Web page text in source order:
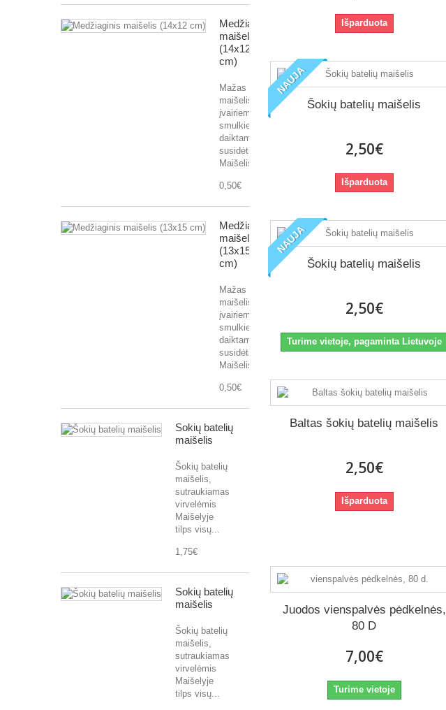
Medžiaginis
maišelis
(14x12
cm)
Mažas
maišelis
įvairiems
smulkiems
daiktams
susidėti
Maišelis...
0,50€
Medžiaginis
maišelis
(13x15
cm)
Mažas
maišelis
įvairiems
smulkiems
daiktams
susidėti
Maišelis...
0,50€
Šokių batelių
maišelis
Šokių batelių
maišelis,
sutraukiamas
virvelėmis
Maišelyje
tilps visų...
1,75€
Šokių batelių
maišelis
Šokių batelių
maišelis,
sutraukiamas
virvelėmis
Maišelyje
tilps visų...
Išparduota
NAUJA
Šokių batelių maišelis
2,50€
Išparduota
NAUJA
Šokių batelių maišelis
2,50€
Turime vietoje, pagaminta Lietuvoje
Baltas šokių batelių maišelis
2,50€
Išparduota
Juodos vienspalvės pėdkelnės,
80 D
7,00€
Turime vietoje